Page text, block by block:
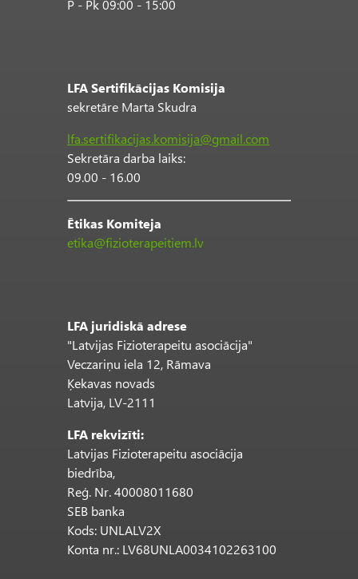
P - Pk 09:00 - 15:00
LFA Sertifikācijas Komisija
sekretāre Marta Skudra
lfa.sertifikacijas.komisija@gmail.com
Sekretāra darba laiks:
09.00 - 16.00
Ētikas Komiteja
etika@fizioterapeitiem.lv
LFA juridiskā adrese
"Latvijas Fizioterapeitu asociācija"
Veczariņu iela 12, Rāmava
Ķekavas novads
Latvija, LV-2111
LFA rekvizīti:
Latvijas Fizioterapeitu asociācija
biedrība,
Reģ. Nr. 40008011680
SEB banka
Kods: UNLALV2X
Konta nr.: LV68UNLA0034102263100